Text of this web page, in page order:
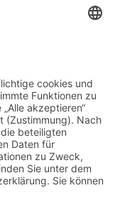
zusätzliche
bevor du
Limited